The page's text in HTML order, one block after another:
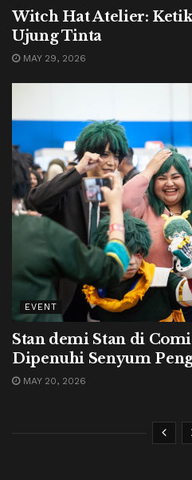
Witch Hat Atelier:
Ujung Tinta
MAY 29, 2026
EVENT
Stan demi Stan di
Dipenuhi Senyum
MAY 20, 2026